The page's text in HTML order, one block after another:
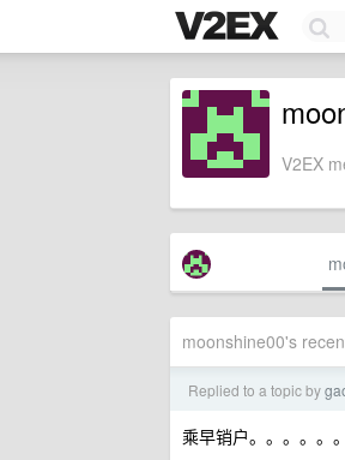
V2EX
moonshine00's
Replied to a topic by
乘早销户。。。。。